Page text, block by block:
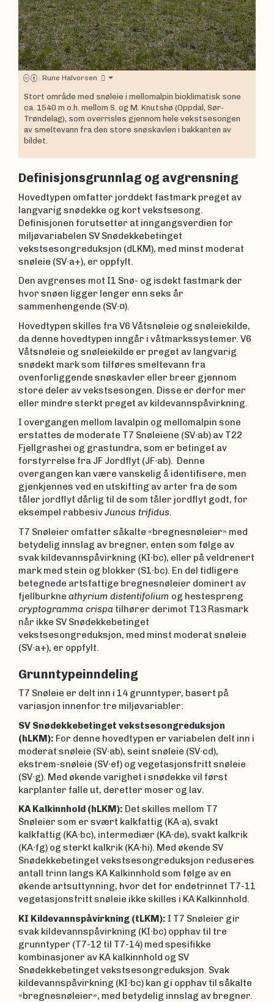
| Rune Halvorsen
Stort område med snøleie i mellomalpin bioklimatisk sone
ca. 1540 m o.h. mellom S. og M. Knutshø (Oppdal, Sør-
Trøndelag), som overrisles gjennom hele vekstsesongen
av smeltevann fra den store snøskavlen i bakkanten av
bildet.
Definisjonsgrunnlag og avgrensning
Hovedtypen omfatter jorddekt fastmark preget av
langvarig snødekke og kort vekstsesong.
Definisjonen forutsetter at inngangsverdien for
miljøvariabelen SV Snødekkebetinget
vekstsesongreduksjon (dLKM), med minst moderat
snøleie (SV∙a+), er oppfylt.
Den avgrenses mot I1 Snø- og isdekt fastmark der
hvor snøen ligger lenger enn seks år
sammenhengende (SV∙¤).
Hovedtypen skilles fra V6 Våtsnøleie og snøleiekilde,
da denne hovedtypen inngår i våtmarkssystemer. V6
Våtsnøleie og snøleiekilde er preget av langvarig
snødekt mark som tilføres smeltevann fra
ovenforliggende snøskavler eller breer gjennom
store deler av vekstsesongen. Disse er derfor mer
eller mindre sterkt preget av kildevannspåvirkning.
I overgangen mellom lavalpin og mellomalpin sone
erstattes de moderate T7 Snøleiene (SV∙ab) av T22
Fjellgrashei og grastundra, som er betinget av
forstyrrelse fra JF Jordflyt (JF∙ab). Denne
overgangen kan være vanskelig å identifisere, men
gjenkjennes ved en utskifting av arter fra de som
tåler jordflyt dårlig til de som tåler jordflyt godt, for
eksempel rabbesivJuncus trifidus.
T7 Snøleier omfatter såkalte «bregnesnøleier» med
betydelig innslag av bregner, enten som følge av
svak kildevannspåvirkning (KI∙bc), eller på veldrenert
mark med stein og blokker (S1∙bc). En del tidligere
betegnede artsfattige bregnesnøleier dominert av
fjellburkne athyrium distentifolium og hestespreng
cryptogramma crispa tilhører derimot T13 Rasmark
når ikke SV Snødekkebetinget
vekstsesongreduksjon, med minst moderat snøleie
(SV∙a+), er oppfylt.
Grunntypeinndeling
T7 Snøleie er delt inn i 14 grunntyper, basert på
variasjon innenfor tre miljøvariabler:
SV Snødekkebetinget vekstsesongreduksjon
(hLKM): For denne hovedtypen er variabelen delt inn i
moderat snøleie (SV∙ab), seint snøleie (SV∙cd),
ekstrem-snøleie (SV∙ef) og vegetasjonsfritt snøleie
(SV∙g). Med økende varighet i snødekke vil først
karplanter falle ut, deretter moser og lav.
KA Kalkinnhold (hLKM): Det skilles mellom T7
Snøleier som er svært kalkfattig (KA∙a), svakt
kalkfattig (KA∙bc), intermediær (KA∙de), svakt kalkrik
(KA∙fg) og sterkt kalkrik (KA∙hi). Med økende SV
Snødekkebetinget vekstsesongreduksjon reduseres
antall trinn langs KA Kalkinnhold som følge av en
økende artsuttynning, hvor det for endetrinnet T7-11
vegetasjonsfritt snøleie ikke skilles i KA Kalkinnhold.
KI Kildevannspåvirkning (tLKM): I T7 Snøleier gir
svak kildevannspåvirkning (KI∙bc) opphav til tre
grunntyper (T7-12 til T7-14) med spesifikke
kombinasjoner av KA kalkinnhold og SV
Snødekkebetinget vekstsesongreduksjon. Svak
kildevannspåvirkning (KI∙bc) kan gi opphav til såkalte
«bregnesnøleier», med betydelig innslag av bregner.